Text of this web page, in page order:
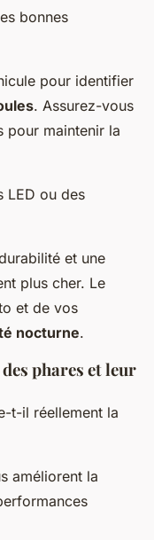
bonnes
pour identifier
. Assurez-vous
pour maintenir la
LED ou des
et une
plus cher. Le
et de vos
nocturne.
des phares et leur
t-il réellement la
améliorent la